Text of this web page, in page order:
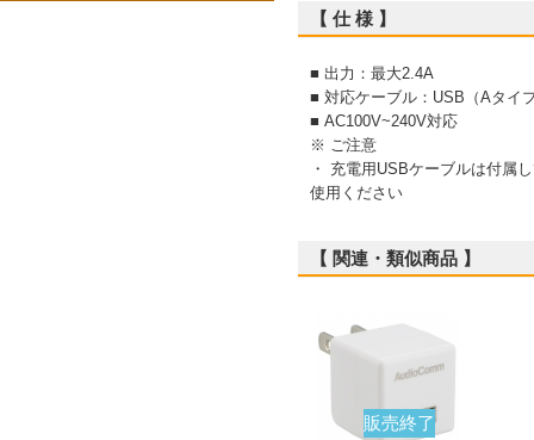
【 仕 様 】
■ 出力：最大2.4A
■ 対応ケーブル：USB（Aタイ
■ AC100V~240V対応
※ ご注意
・ 充電用USBケーブルは付属
使用ください
【 関連・類似商品 】
販売終了